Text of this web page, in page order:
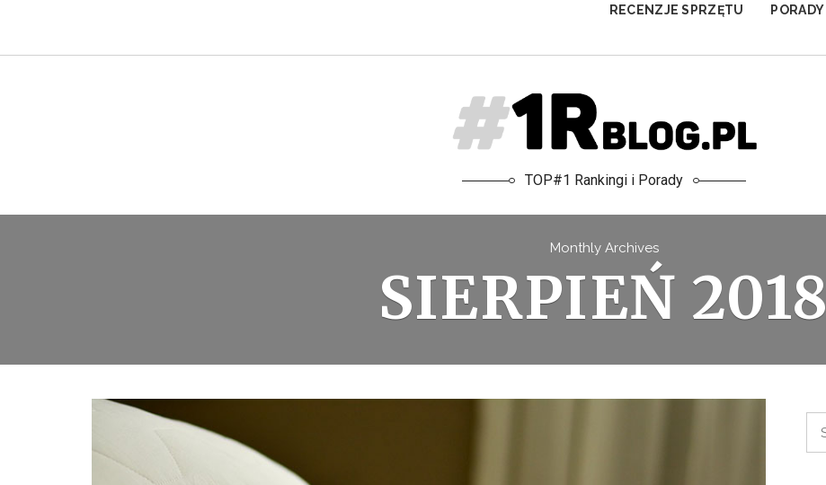
RECENZJE SPRZĘTU PORADY
TOP#1 Rankingi i Porady
Monthly Archives
SIERPIEŃ 2018